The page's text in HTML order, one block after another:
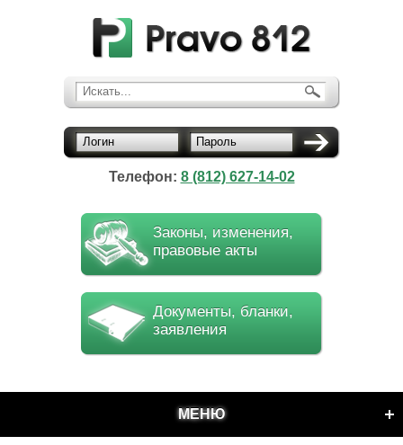
Искать...
Логин Пароль
Телефон: 8 (812) 627-14-02
Законы, изменения,
правовые акты
Документы, бланки,
заявления
МЕНЮ